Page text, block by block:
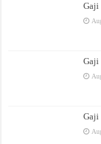
Gaji
Gaji
Gaji